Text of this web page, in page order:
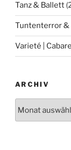
Tanz & Ballett
Tuntenterror &
Varieté |
ARCHIV